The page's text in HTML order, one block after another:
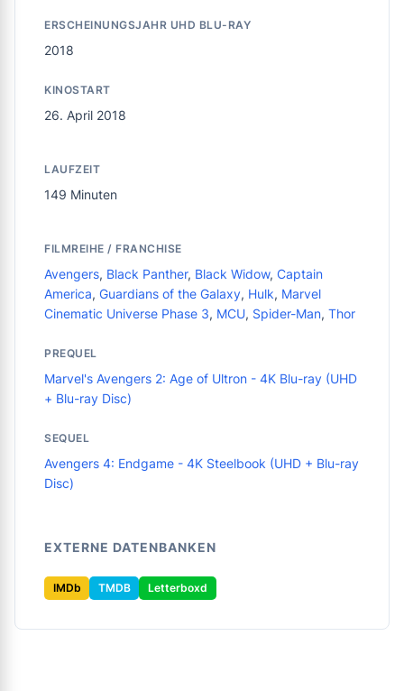
ERSCHEINUNGSJAHR UHD BLU-RAY
2018
KINOSTART
26. April 2018
LAUFZEIT
149 Minuten
FILMREIHE / FRANCHISE
Avengers, Black Panther, Black Widow, Captain
America, Guardians of the Galaxy, Hulk, Marvel
Cinematic Universe Phase 3, MCU, Spider-Man, Thor
PREQUEL
Marvel's Avengers 2: Age of Ultron - 4K Blu-ray (UHD
+ Blu-ray Disc)
SEQUEL
Avengers 4: Endgame - 4K Steelbook (UHD + Blu-ray
Disc)
EXTERNE DATENBANKEN
IMDb TMDB Letterboxd